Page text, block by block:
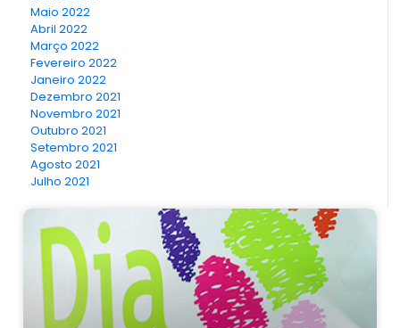
Maio 2022
Abril 2022
Março 2022
Fevereiro 2022
Janeiro 2022
Dezembro 2021
Novembro 2021
Outubro 2021
Setembro 2021
Agosto 2021
Julho 2021